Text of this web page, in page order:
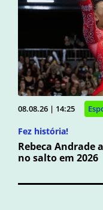
08.08.26 | 14:25
Fez história!
Rebeca Andrade
no salto em 2026